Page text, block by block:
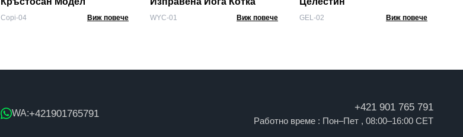
Copi-04 Виж повече WYC-01 Виж повече GEL-02 Виж повече
WA:+421901765791
+421 901 765 791
Работно време : Пон–Пет , 08:00–16:00 CET